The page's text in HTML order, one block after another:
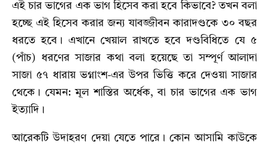
এই চার ভাগের এক ভাগ হিসেব করা হবে কিভাবে? তখন বলা
হচ্ছে এই হিসেব করার জন্য যাবজ্জীবন কারাদণ্ডকে ৩০ বছর
ধরতে হবে। এখানে খেয়াল রাখতে হবে দণ্ডবিধিতে যে ৫
(পাঁচ) ধরণের সাজার কথা বলা হয়েছে তা সম্পূর্ণ আলাদা
সাজা ৫৭ ধারায় ভগ্নাংশ-এর উপর ভিত্তি করে দেওয়া সাজার
থেকে। যেমন: মূল শাস্তির অর্ধেক, বা চার ভাগের এক ভাগ
ইত্যাদি।
আরেকটি উদাহরণ দেয়া যেতে পারে। কোন আসামি কাউকে